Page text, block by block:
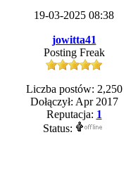
19-03-2025 08:38
jowitta41
Posting Freak
Liczba postów: 2,250
Dołączył: Apr 2017
Reputacja: 1
Status: